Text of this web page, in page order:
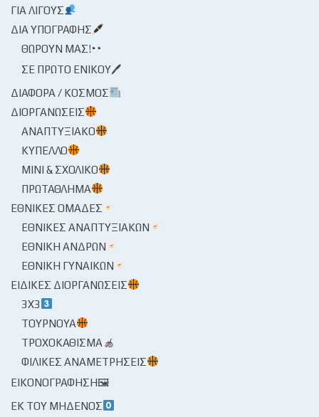
ΓΙΑ ΛΊΓΟΥΣ
ΔΙΑ ΥΠΟΓΡΑΦΉΣ
ΘΩΡΟΎΝ ΜΑΣ!
ΣΕ ΠΡΏΤΟ ΕΝΙΚΟΎ🖊
ΔΙΆΦΟΡΑ / ΚΌΣΜΟΣ
ΔΙΟΡΓΑΝΏΣΕΙΣ
ΑΝΑΠΤΥΞΙΑΚΌ
ΚΎΠΕΛΛΟ
ΜΊΝΙ & ΣΧΟΛΙΚΌ
ΠΡΩΤΆΘΛΗΜΑ
ΕΘΝΙΚΈΣ ΟΜΆΔΕΣ
ΕΘΝΙΚΈΣ ΑΝΑΠΤΥΞΙΑΚΏΝ
ΕΘΝΙΚΉ ΑΝΔΡΏΝ
ΕΘΝΙΚΉ ΓΥΝΑΙΚΏΝ
ΕΙΔΙΚΈΣ ΔΙΟΡΓΑΝΏΣΕΙΣ
3X3
ΤΟΥΡΝΟΥΆ
ΤΡΟΧΟΚΆΘΙΣΜΑ
ΦΙΛΙΚΈΣ ΑΝΑΜΕΤΡΉΣΕΙΣ
ΕΙΚΟΝΟΓΡΆΦΗΣΗ🖼
ΕΚ ΤΟΥ ΜΗΔΕΝΌΣ